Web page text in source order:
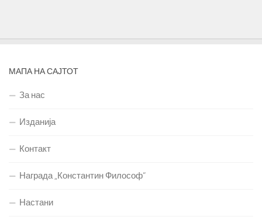
МАПА НА САЈТОТ
За нас
Изданија
Контакт
Награда „Константин Философ“
Настани